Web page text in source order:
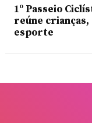
1º Passeio
reúne crianças,
esporte